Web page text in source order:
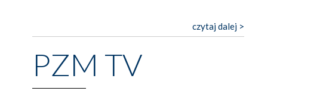
czytaj dalej >
PZM TV